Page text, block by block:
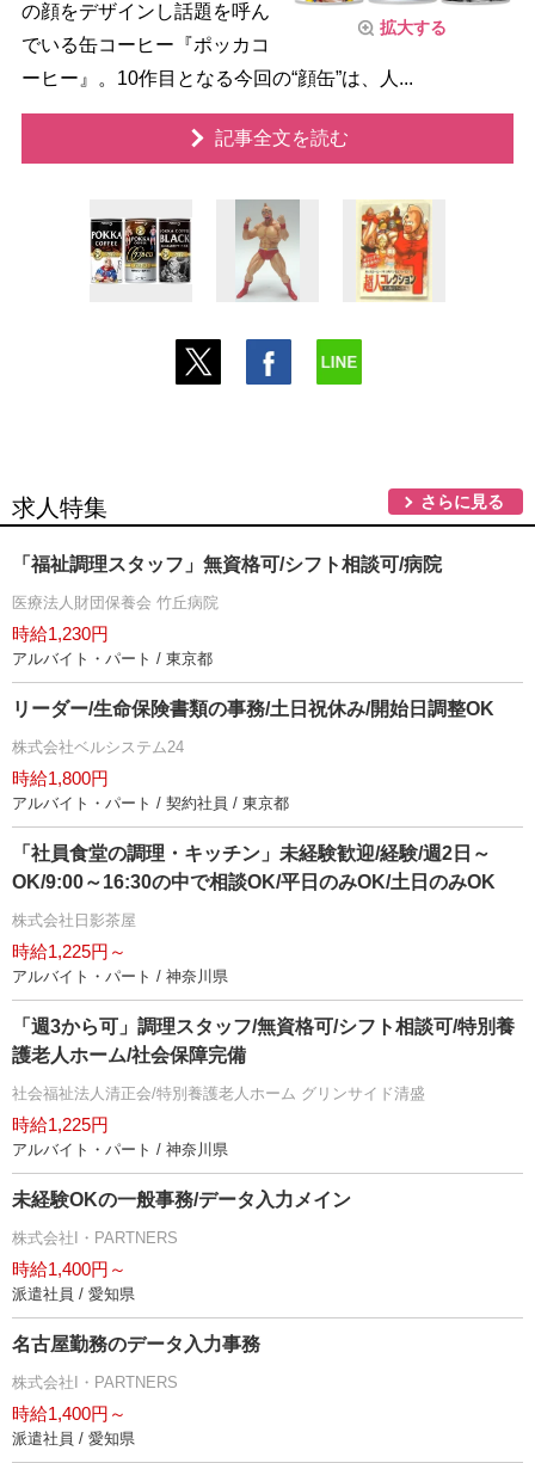
拡大する
の顔をデザインし話題を呼ん
でいる缶コーヒー『ポッカコ
ーヒー』。10作目となる今回の“顔缶”は、人...
記事全文を読む
求人特集 さらに見る
「福祉調理スタッフ」無資格可/シフト相談可/病院
医療法人財団保養会 竹丘病院
時給1,230円
アルバイト・パート / 東京都
リーダー/生命保険書類の事務/土日祝休み/開始日調整OK
株式会社ベルシステム24
時給1,800円
アルバイト・パート / 契約社員 / 東京都
「社員食堂の調理・キッチン」未経験歓迎/経験/週2日～
OK/9:00～16:30の中で相談OK/平日のみOK/土日のみOK
株式会社日影茶屋
時給1,225円～
アルバイト・パート / 神奈川県
「週3から可」調理スタッフ/無資格可/シフト相談可/特別養
護老人ホーム/社会保障完備
社会福祉法人清正会/特別養護老人ホーム グリンサイド清盛
時給1,225円
アルバイト・パート / 神奈川県
未経験OKの一般事務/データ入力メイン
株式会社I・PARTNERS
時給1,400円～
派遣社員 / 愛知県
名古屋勤務のデータ入力事務
株式会社I・PARTNERS
時給1,400円～
派遣社員 / 愛知県